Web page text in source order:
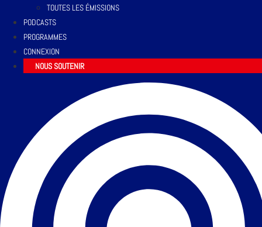
TOUTES LES ÉMISSIONS
PODCASTS
PROGRAMMES
CONNEXION
NOUS SOUTENIR